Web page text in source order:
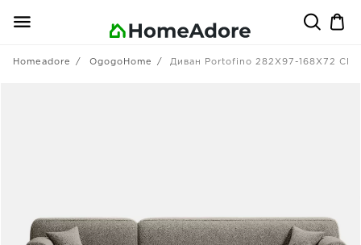
Homeadore OgogoHome Диван Portofino 282X97-168X72 CM